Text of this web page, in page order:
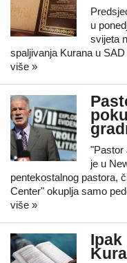
u
svijeta
spaljivanja Kurana u
više »
"Pastor
je u
pentekostalnog pastora,
Center" okuplja samo
više »
Ipak